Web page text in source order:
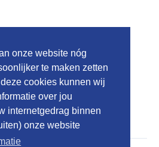
onze website nóg
te maken zetten
cookies kunnen wij
over jou
internetgedrag binnen
onze website